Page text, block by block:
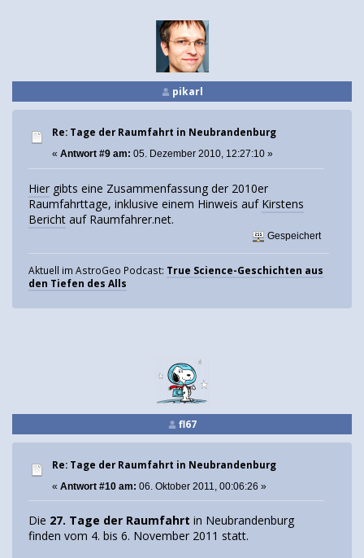
pikarl
Re: Tage der Raumfahrt in Neubrandenburg
« Antwort #9 am: 05. Dezember 2010, 12:27:10 »
Hier gibts eine Zusammenfassung der 2010er
Raumfahrttage, inklusive einem Hinweis auf Kirstens
Bericht auf Raumfahrer.net.
Gespeichert
Aktuell im AstroGeo Podcast: True Science-Geschichten aus
den Tiefen des Alls
fl67
Re: Tage der Raumfahrt in Neubrandenburg
« Antwort #10 am: 06. Oktober 2011, 00:06:26 »
Die 27. Tage der Raumfahrt in Neubrandenburg
finden vom 4. bis 6. November 2011 statt.